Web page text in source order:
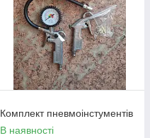
Комплект пневмоінстументів
В наявності